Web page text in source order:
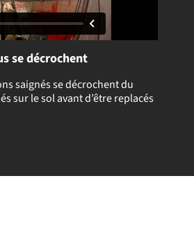
se décrochent
saignés se décrochent du
sur le sol avant d’être replacés